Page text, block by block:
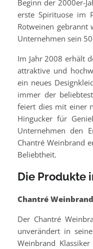
Beginn der 2000er-
erste Spirituose im
Rotweinen gebrannt
Unternehmen sein
Im Jahr 2008 erhält
attraktive und
ein neues
immer der
feiert dies mit einer
Hingucker für
Unternehmen den
Chantré Weinbrand
Beliebtheit.
Die Produkte
Chantré Weinbrand
Der Chantré
unverändert in
Weinbrand